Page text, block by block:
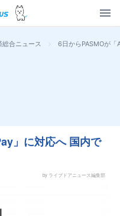
総合ニュース > 6日からPASMOが
」に対応へ 国内で
by ライブドアニュース編集部